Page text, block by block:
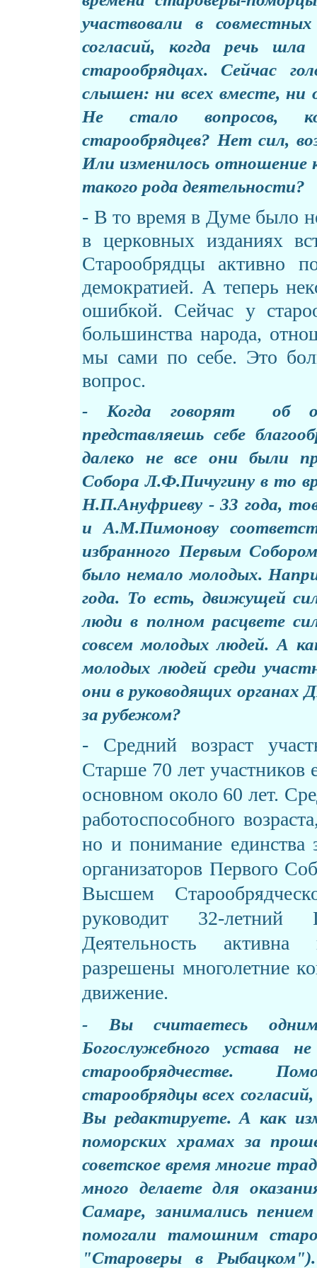
участвовали в
согласий, когда речь
старообрядцах. Сейчас
слышен: ни всех вместе, ни
Не стало вопросов,
старообрядцев? Нет сил,
Или изменилось отношение
такого рода деятельности?
- В то время в Думе было
в церковных изданиях
Старообрядцы активно
демократией. А теперь
ошибкой. Сейчас у
большинства народа,
мы сами по себе. Это
вопрос.
- Когда говорят об
представляешь себе
далеко не все они были
Собора Л.Ф.Пичугину в то
Н.П.Ануфриеву - 33 года,
и А.М.Пимонову
избранного Первым
было немало молодых.
года. То есть, движущей
люди в полном расцвете
совсем молодых людей. А
молодых людей среди
они в руководящих
за рубежом?
- Средний возраст
Старше 70 лет участников
основном около 60 лет.
работоспособного
но и понимание единства
организаторов Первого
Высшем
руководит 32-летний
Деятельность активна
разрешены многолетние
движение.
- Вы считаетесь
Богослужебного
старообрядчестве.
старообрядцы всех
Вы редактируете. А как
поморских храмах за
советское время многие
много делаете для
Самаре, занимались
помогали тамошним
"Староверы в